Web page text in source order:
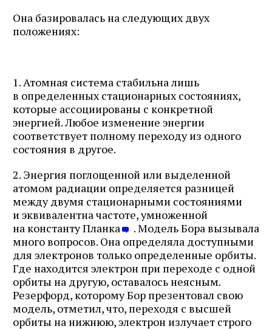
Она базировалась на следующих двух
положениях:
1. Атомная система стабильна лишь
в определенных стационарных состояниях,
которые ассоциированы с конкретной
энергией. Любое изменение энергии
соответствует полному переходу из одного
состояния в другое.
2. Энергия поглощенной или выделенной
атомом радиации определяется разницей
между двумя стационарными состояниями
и эквивалентна частоте, умноженной
на константу Планка
. Модель Бора вызывала
много вопросов. Она определяла доступными
для электронов только определенные орбиты.
Где находится электрон при переходе с одной
орбиты на другую, оставалось неясным.
Резерфорд, которому Бор презентовал свою
модель, отметил, что, переходя с высшей
орбиты на нижнюю, электрон излучает строго